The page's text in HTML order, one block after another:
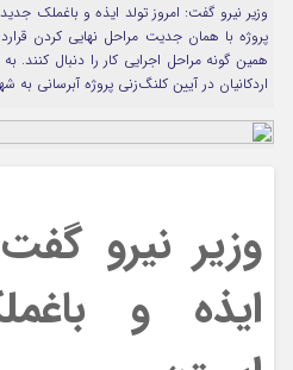
مرا به خاطر بسپار
وزیر نیرو گفت: امروز تولد ایذه و باغملک
پروژه با همان جدیت مراحل نهایی کردن
همین گونه مراحل اجرایی کار را دنبال کنند.
اردکانیان در آیین کلنگ‌زنی پروژه آبرسانی
وزیر نیرو
ایذه و